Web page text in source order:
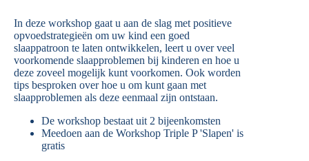
In deze workshop gaat u aan de slag met positieve
opvoedstrategieën om uw kind een goed
slaappatroon te laten ontwikkelen, leert u over veel
voorkomende slaapproblemen bij kinderen en hoe u
deze zoveel mogelijk kunt voorkomen. Ook worden
tips besproken over hoe u om kunt gaan met
slaapproblemen als deze eenmaal zijn ontstaan.
De workshop bestaat uit 2 bijeenkomsten
Meedoen aan de Workshop Triple P 'Slapen' is
gratis